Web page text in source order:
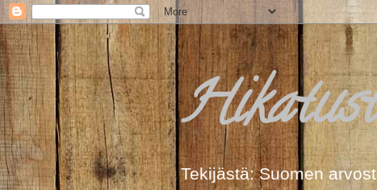
Tekijästä: Suomen